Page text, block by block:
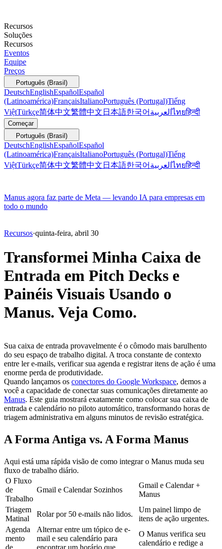
Recursos
Soluções
Recursos
Eventos
Equipe
Preços
Português (Brasil)
DeutschEnglishEspañolEspañol
(Latinoamérica)FrançaisItalianoPortuguês (Portugal)Tiếng
ViệtTürkçe简体中文繁體中文 日本語한국어 العربيةไทยहिन्दी
Começar
Português (Brasil)
DeutschEnglishEspañolEspañol
(Latinoamérica)FrançaisItalianoPortuguês (Portugal)Tiếng
ViệtTürkçe简体中文繁體中文 日本語한국어 العربيةไทยहिन्दी
Manus agora faz parte de Meta — levando IA para empresas em
todo o mundo
Recursos·quinta-feira, abril 30
Transformei Minha Caixa de
Entrada em Pitch Decks e
Painéis Visuais Usando o
Manus. Veja Como.
Sua caixa de entrada provavelmente é o cômodo mais barulhento
do seu espaço de trabalho digital. A troca constante de contexto
entre ler e-mails, verificar sua agenda e registrar itens de ação é uma
enorme perda de produtividade.
Quando lançamos os conectores do Google Workspace, demos a
você a capacidade de conectar suas comunicações diretamente ao
Manus. Este guia mostrará exatamente como colocar sua caixa de
entrada e calendário no piloto automático, transformando horas de
triagem administrativa em alguns minutos de revisão estratégica.
A Forma Antiga vs. A Forma Manus
Aqui está uma rápida visão de como integrar o Manus muda seu
fluxo de trabalho diário.
O Fluxo
de
Trabalho
Gmail e Calendar Sozinhos
Gmail e Calendar +
Manus
Triagem
Matinal
Rolar por 50 e-mails não lidos.
Um painel limpo de
itens de ação urgentes.
Agenda
mento
de
Alternar entre um tópico de e-
mail e seu calendário para
encontrar um horário que
O Manus verifica seu
calendário e redige a